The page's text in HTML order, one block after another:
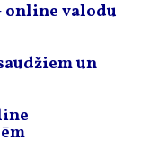
online valodu
un